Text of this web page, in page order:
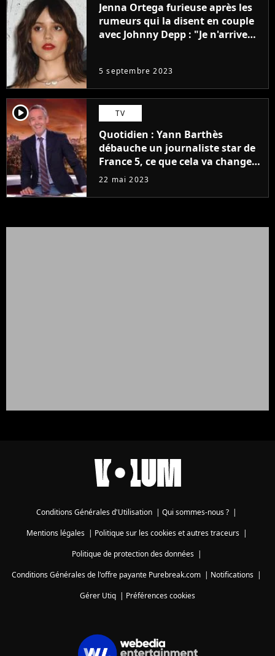
Jenna Ortega furieuse après les
rumeurs qui la disent en couple
avec Johnny Depp : "Je n'arrive
5 septembre 2023
player2 TV
Quotidien : Yann Barthès
débauche un journaliste star de
France 5, ce que cela va changer
à la rentrée
22 mai 2023
Conditions Générales d'Utilisation | Qui sommes-nous ? |
Mentions légales| Politique sur les cookies et autres traceurs|
Politique de protection des données|
Conditions Générales de l'offre payante Purebreak.com | Notifications |
Gérer Utiq | Préférences cookies